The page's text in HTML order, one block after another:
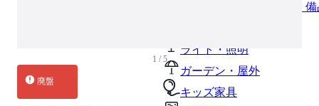
オフィスアクセサリー・
ライト・照明
ガーデン・屋外
キッズ家具
1 / 5
廃盤